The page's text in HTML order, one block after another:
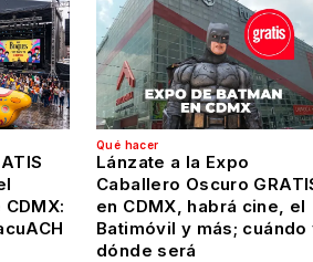
Qué hacer
Lánzate a la Expo
Caballero Oscuro
en CDMX, habrá cine, el
Batimóvil y más; cuándo
dónde será